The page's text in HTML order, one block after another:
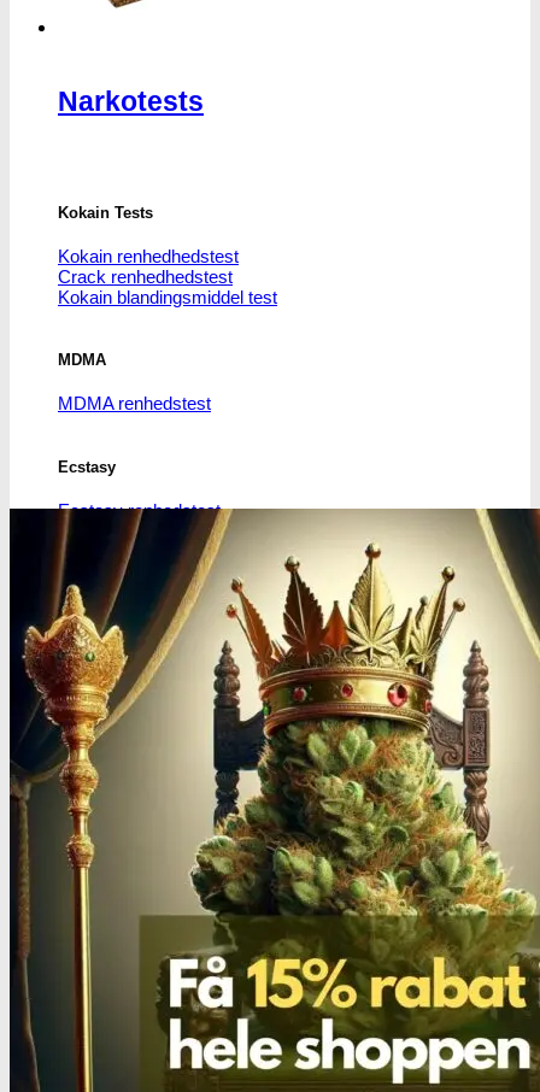
Narkotests
Kokain Tests
Kokain renhedhedstest
Crack renhedhedstest
Kokain blandingsmiddel test
MDMA
MDMA renhedstest
Ecstasy
Ecstasy renhedstest
Heroin
Heroin renhedstest
Badesalte
Badesalte renhedstest
LSD
LSD renhedstest
Benzodiazepiner
Benzoer renhedstest
GHB/Hætter
GHB/Hætter renhedstest